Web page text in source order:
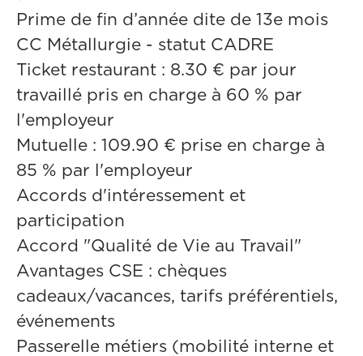
Prime de fin d’année dite de 13e mois
CC Métallurgie - statut CADRE
Ticket restaurant : 8.30 € par jour
travaillé pris en charge à 60 % par
l'employeur
Mutuelle : 109.90 € prise en charge à
85 % par l'employeur
Accords d'intéressement et
participation
Accord "Qualité de Vie au Travail"
Avantages CSE : chèques
cadeaux/vacances, tarifs préférentiels,
événements
Passerelle métiers (mobilité interne et